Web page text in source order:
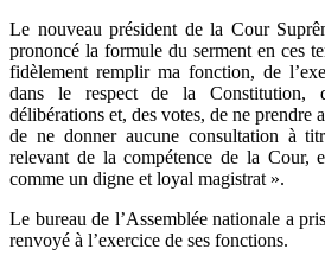
Le nouveau président de la Cour
prononcé la formule du serment en ces
fidèlement remplir ma fonction, de
dans le respect de la Constitution,
délibérations et, des votes, de ne prendre
de ne donner aucune consultation à
relevant de la compétence de la Cour,
comme un digne et loyal magistrat ».
Le bureau de l’Assemblée nationale a
renvoyé à l’exercice de ses fonctions.